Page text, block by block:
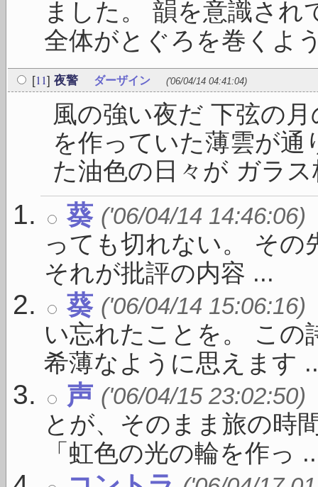
ました。 韻を意識さ
全体がとぐろを巻くよ
[11] 夜警 ダーザイン ('06/04/14 04:41:04)
風の強い夜だ 下弦の
を作っていた薄雲が通
た油色の日々が ガラ
葵 ('06/04/14 14:46:06)
っても切れない。 そ
それが批評の内容 ...
葵 ('06/04/14 15:06:16)
い忘れたことを。 この
希薄なように思えます
声 ('06/04/15 23:02:50)
とが、そのまま旅の時
「虹色の光の輪を作っ